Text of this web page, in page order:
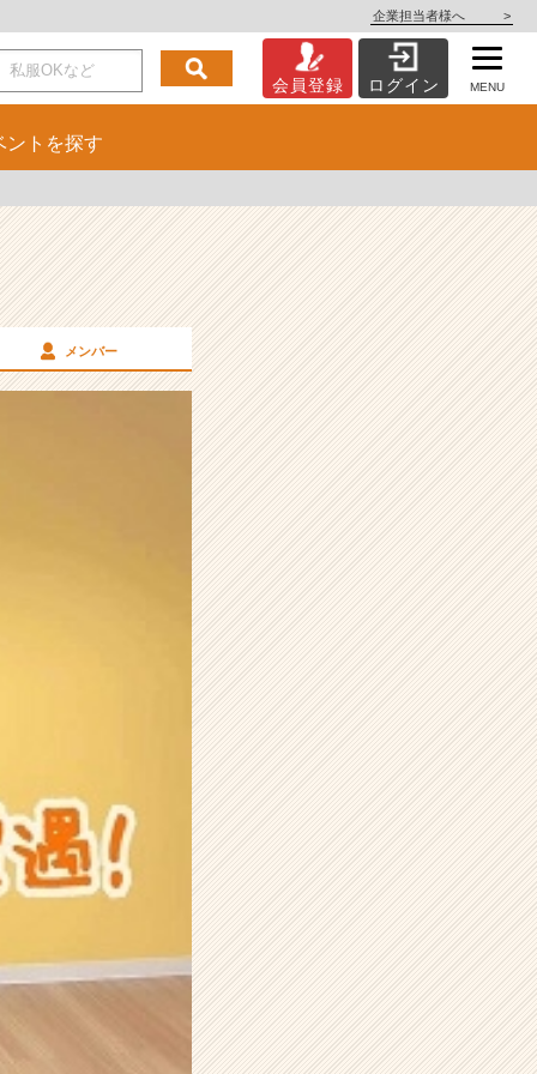
企業担当者様へ >
会員登録 ログイン MENU
ント を探す
メンバー